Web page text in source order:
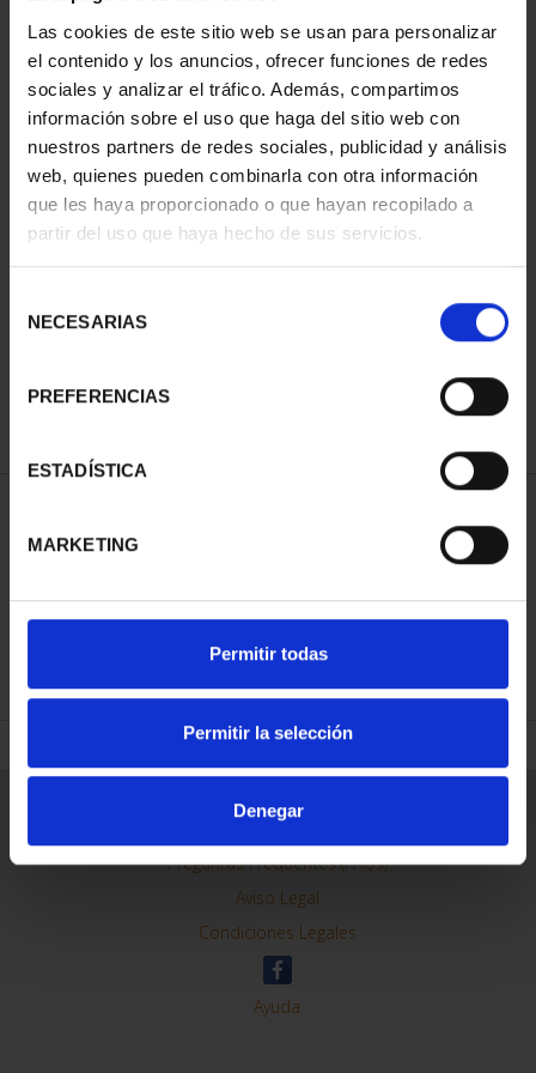
Las cookies de este sitio web se usan para personalizar
el contenido y los anuncios, ofrecer funciones de redes
sociales y analizar el tráfico. Además, compartimos
información sobre el uso que haga del sitio web con
nuestros partners de redes sociales, publicidad y análisis
web, quienes pueden combinarla con otra información
que les haya proporcionado o que hayan recopilado a
partir del uso que haya hecho de sus servicios.
NECESARIAS
PREFERENCIAS
ESTADÍSTICA
MARKETING
Permitir todas
Permitir la selección
Denegar
PATRIMONIO
NACIONAL II - PALACIO
73,00 €
REFINAR
Información General
Contacto
Preguntas Frequentes (FAQs)
Aviso Legal
Condiciones Legales
Ayuda